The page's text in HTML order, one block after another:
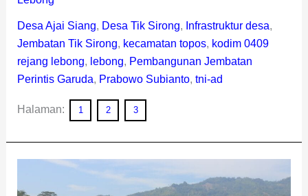
Desa Ajai Siang, Desa Tik Sirong, Infrastruktur desa,
Jembatan Tik Sirong, kecamatan topos, kodim 0409
rejang lebong, lebong, Pembangunan Jembatan
Perintis Garuda, Prabowo Subianto, tni-ad
Halaman: 1 2 3
Serapan